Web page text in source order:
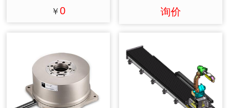
￥0 询价